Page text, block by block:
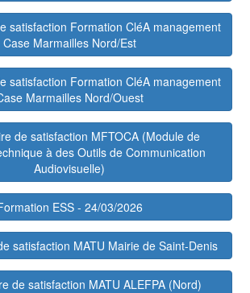
satisfaction Formation CléA management
Case Marmailles Nord/Est
satisfaction Formation CléA management
Marmailles Nord/Ouest
de satisfaction MFTOCA (Module de
à des Outils de Communication
Audiovisuelle)
ESS - 24/03/2026
satisfaction MATU Mairie de Saint-Denis
de satisfaction MATU ALEFPA (Nord)